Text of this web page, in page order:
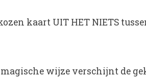
kaart UIT HET NIETS
wijze verschijnt de